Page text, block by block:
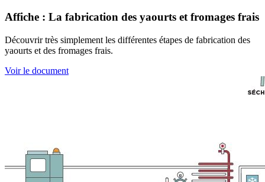
Affiche : La fabrication des yaourts et fromages frais
Découvrir très simplement les différentes étapes de fabrication des
yaourts et des fromages frais.
Voir le document